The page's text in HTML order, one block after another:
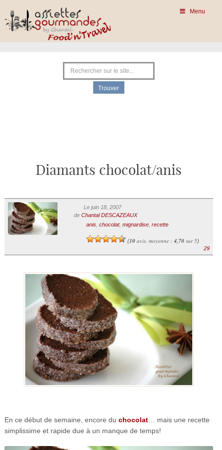
Menu
Diamants chocolat/anis
Le juin 18, 2007
de Chantal DESCAZEAUX
anis, chocolat, mignardise, recette
(10avis, moyenne : 4,70sur 5)
29
En ce début de semaine, encore du chocolat… mais une recette
simplissime et rapide due à un manque de temps!